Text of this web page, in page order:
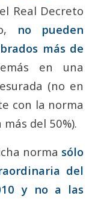
Real Decreto
no pueden
más de
en una
(no en
con la norma
del 50%).
norma sólo
del
y no a las